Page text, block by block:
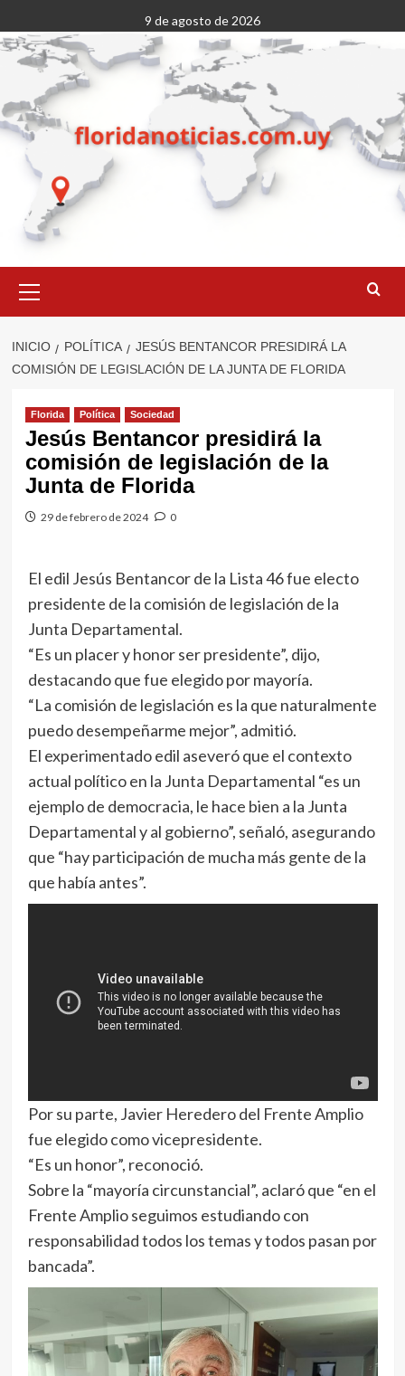
al
contenido
9 de agosto de 2026
primario
INICIO POLÍTICA
JESÚS BENTANCOR PRESIDIRÁ LA
COMISIÓN DE LEGISLACIÓN DE LA JUNTA DE FLORIDA
Florida Política Sociedad
Jesús Bentancor presidirá la
comisión de legislación de la
Junta de Florida
29 de febrero de 2024 0
El edil Jesús Bentancor de la Lista 46 fue electo
presidente de la comisión de legislación de la
Junta Departamental.
“Es un placer y honor ser presidente”, dijo,
destacando que fue elegido por mayoría.
“La comisión de legislación es la que naturalmente
puedo desempeñarme mejor”, admitió.
El experimentado edil aseveró que el contexto
actual político en la Junta Departamental “es un
ejemplo de democracia, le hace bien a la Junta
Departamental y al gobierno”, señaló, asegurando
que “hay participación de mucha más gente de la
que había antes”.
Por su parte, Javier Heredero del Frente Amplio
fue elegido como vicepresidente.
“Es un honor”, reconoció.
Sobre la “mayoría circunstancial”, aclaró que “en el
Frente Amplio seguimos estudiando con
responsabilidad todos los temas y todos pasan por
bancada”.